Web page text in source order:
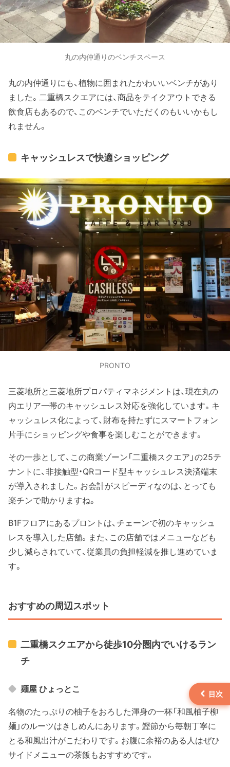
丸の内仲通りのベンチスペース
丸の内仲通りにも、植物に囲まれたかわいいベンチがあり
ました。二重橋スクエアには、商品をテイクアウトできる
飲食店もあるので、このベンチでいただくのもいいかもし
れません。
キャッシュレスで快適ショッピング
PRONTO
三菱地所と三菱地所プロパティマネジメントは、現在丸の
内エリア一帯のキャッシュレス対応を強化しています。キ
ャッシュレス化によって、財布を持たずにスマートフォン
片手にショッピングや食事を楽しむことができます。
その一歩として、この商業ゾーン「二重橋スクエア」の25テ
ナントに、非接触型・QRコード型キャッシュレス決済端末
が導入されました。お会計がスピーディなのは、とっても
楽チンで助かりますね。
B1Fフロアにあるプロントは、チェーンで初のキャッシュ
レスを導入した店舗。また、この店舗ではメニューなども
少し減らされていて、従業員の負担軽減を推し進めていま
す。
おすすめの周辺スポット
二重橋スクエアから徒歩10分圏内でいけるラン
チ
麺屋 ひょっとこ
名物のたっぷりの柚子をおろした渾身の一杯「和風柚子柳
麺」のルーツはきしめんにあります。鰹節から毎朝丁寧に
とる和風出汁がこだわりです。お腹に余裕のある人はぜひ
サイドメニューの茶飯もおすすめです。